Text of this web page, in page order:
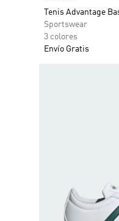
Tenis Advantage
Sportswear
3 colores
Envío Gratis